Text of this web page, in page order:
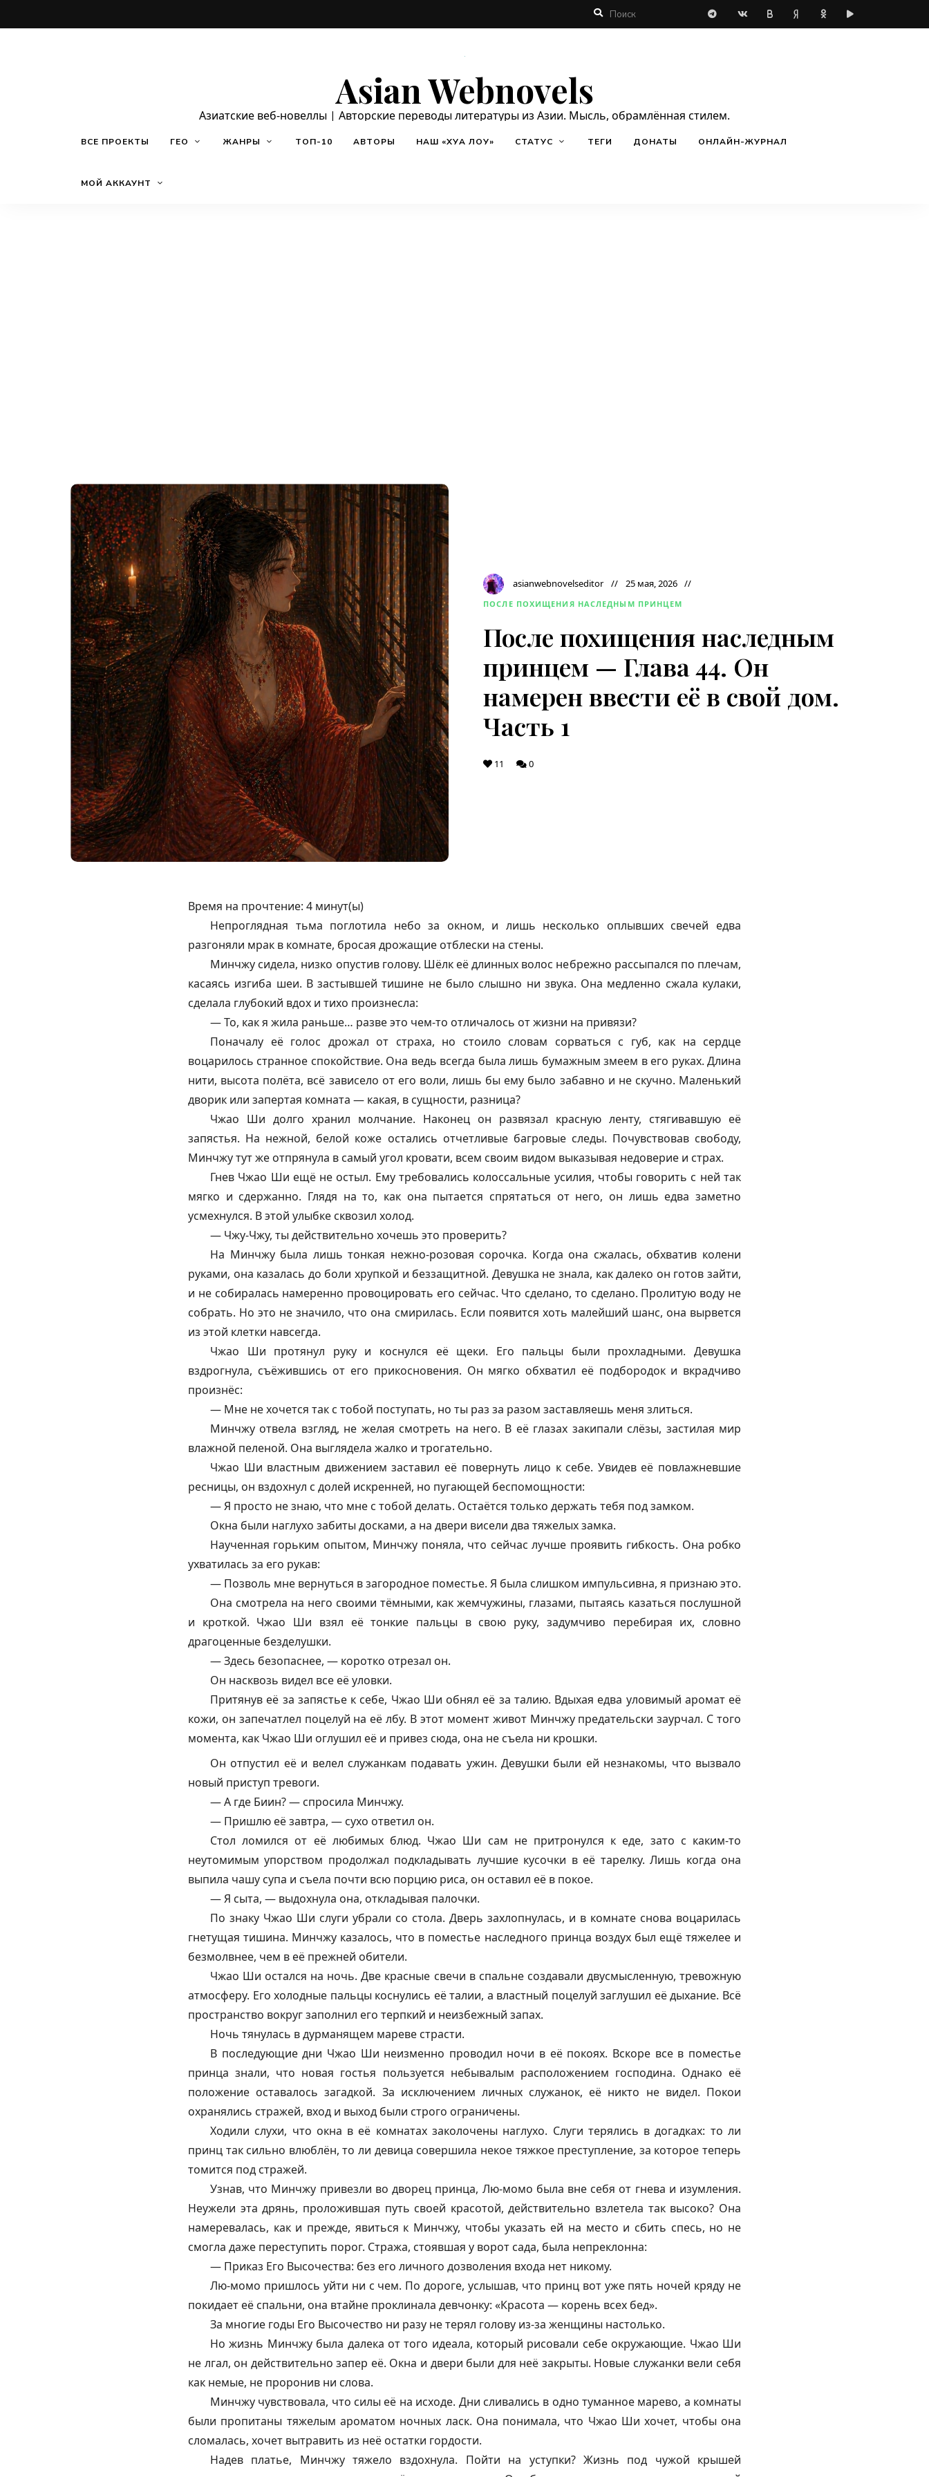
Asian Webnovels
Азиатские веб-новеллы | Авторские переводы литературы из Азии. Мысль, обрамлённая стилем.
ВСЕ ПРОЕКТЫ ГЕО ЖАНРЫ ТОП-10 АВТОРЫ НАШ «ХУА ЛОУ» СТАТУС ТЕГИ ДОНАТЫ ОНЛАЙН-ЖУРНАЛ
МОЙ АККАУНТ
asianwebnovelseditor 25 мая, 2026
ПОСЛЕ ПОХИЩЕНИЯ НАСЛЕДНЫМ ПРИНЦЕМ
После похищения наследным
принцем — Глава 44. Он
намерен ввести её в свой дом.
Часть 1
11 0
Время на прочтение: 4 минут(ы)
Непроглядная тьма поглотила небо за окном, и лишь несколько оплывших свечей едва
разгоняли мрак в комнате, бросая дрожащие отблески на стены.
Минчжу сидела, низко опустив голову. Шёлк её длинных волос небрежно рассыпался по плечам,
касаясь изгиба шеи. В застывшей тишине не было слышно ни звука. Она медленно сжала кулаки,
сделала глубокий вдох и тихо произнесла:
— То, как я жила раньше… разве это чем-то отличалось от жизни на привязи?
Поначалу её голос дрожал от страха, но стоило словам сорваться с губ, как на сердце
воцарилось странное спокойствие. Она ведь всегда была лишь бумажным змеем в его руках. Длина
нити, высота полёта, всё зависело от его воли, лишь бы ему было забавно и не скучно. Маленький
дворик или запертая комната — какая, в сущности, разница?
Чжао Ши долго хранил молчание. Наконец он развязал красную ленту, стягивавшую её
запястья. На нежной, белой коже остались отчетливые багровые следы. Почувствовав свободу,
Минчжу тут же отпрянула в самый угол кровати, всем своим видом выказывая недоверие и страх.
Гнев Чжао Ши ещё не остыл. Ему требовались колоссальные усилия, чтобы говорить с ней так
мягко и сдержанно. Глядя на то, как она пытается спрятаться от него, он лишь едва заметно
усмехнулся. В этой улыбке сквозил холод.
— Чжу-Чжу, ты действительно хочешь это проверить?
На Минчжу была лишь тонкая нежно-розовая сорочка. Когда она сжалась, обхватив колени
руками, она казалась до боли хрупкой и беззащитной. Девушка не знала, как далеко он готов зайти,
и не собиралась намеренно провоцировать его сейчас. Что сделано, то сделано. Пролитую воду не
собрать. Но это не значило, что она смирилась. Если появится хоть малейший шанс, она вырвется
из этой клетки навсегда.
Чжао Ши протянул руку и коснулся её щеки. Его пальцы были прохладными. Девушка
вздрогнула, съёжившись от его прикосновения. Он мягко обхватил её подбородок и вкрадчиво
произнёс:
— Мне не хочется так с тобой поступать, но ты раз за разом заставляешь меня злиться.
Минчжу отвела взгляд, не желая смотреть на него. В её глазах закипали слёзы, застилая мир
влажной пеленой. Она выглядела жалко и трогательно.
Чжао Ши властным движением заставил её повернуть лицо к себе. Увидев её повлажневшие
ресницы, он вздохнул с долей искренней, но пугающей беспомощности:
— Я просто не знаю, что мне с тобой делать. Остаётся только держать тебя под замком.
Окна были наглухо забиты досками, а на двери висели два тяжелых замка.
Наученная горьким опытом, Минчжу поняла, что сейчас лучше проявить гибкость. Она робко
ухватилась за его рукав:
— Позволь мне вернуться в загородное поместье. Я была слишком импульсивна, я признаю это.
Она смотрела на него своими тёмными, как жемчужины, глазами, пытаясь казаться послушной
и кроткой. Чжао Ши взял её тонкие пальцы в свою руку, задумчиво перебирая их, словно
драгоценные безделушки.
— Здесь безопаснее, — коротко отрезал он.
Он насквозь видел все её уловки.
Притянув её за запястье к себе, Чжао Ши обнял её за талию. Вдыхая едва уловимый аромат её
кожи, он запечатлел поцелуй на её лбу. В этот момент живот Минчжу предательски заурчал. С того
момента, как Чжао Ши оглушил её и привез сюда, она не съела ни крошки.
Он отпустил её и велел служанкам подавать ужин. Девушки были ей незнакомы, что вызвало
новый приступ тревоги.
— А где Биин? — спросила Минчжу.
— Пришлю её завтра, — сухо ответил он.
Стол ломился от её любимых блюд. Чжао Ши сам не притронулся к еде, зато с каким-то
неутомимым упорством продолжал подкладывать лучшие кусочки в её тарелку. Лишь когда она
выпила чашу супа и съела почти всю порцию риса, он оставил её в покое.
— Я сыта, — выдохнула она, откладывая палочки.
По знаку Чжао Ши слуги убрали со стола. Дверь захлопнулась, и в комнате снова воцарилась
гнетущая тишина. Минчжу казалось, что в поместье наследного принца воздух был ещё тяжелее и
безмолвнее, чем в её прежней обители.
Чжао Ши остался на ночь. Две красные свечи в спальне создавали двусмысленную, тревожную
атмосферу. Его холодные пальцы коснулись её талии, а властный поцелуй заглушил её дыхание. Всё
пространство вокруг заполнил его терпкий и неизбежный запах.
Ночь тянулась в дурманящем мареве страсти.
В последующие дни Чжао Ши неизменно проводил ночи в её покоях. Вскоре все в поместье
принца знали, что новая гостья пользуется небывалым расположением господина. Однако её
положение оставалось загадкой. За исключением личных служанок, её никто не видел. Покои
охранялись стражей, вход и выход были строго ограничены.
Ходили слухи, что окна в её комнатах заколочены наглухо. Слуги терялись в догадках: то ли
принц так сильно влюблён, то ли девица совершила некое тяжкое преступление, за которое теперь
томится под стражей.
Узнав, что Минчжу привезли во дворец принца, Лю-момо была вне себя от гнева и изумления.
Неужели эта дрянь, проложившая путь своей красотой, действительно взлетела так высоко? Она
намеревалась, как и прежде, явиться к Минчжу, чтобы указать ей на место и сбить спесь, но не
смогла даже переступить порог. Стража, стоявшая у ворот сада, была непреклонна:
— Приказ Его Высочества: без его личного дозволения входа нет никому.
Лю-момо пришлось уйти ни с чем. По дороге, услышав, что принц вот уже пять ночей кряду не
покидает её спальни, она втайне проклинала девчонку: «Красота — корень всех бед».
За многие годы Его Высочество ни разу не терял голову из-за женщины настолько.
Но жизнь Минчжу была далека от того идеала, который рисовали себе окружающие. Чжао Ши
не лгал, он действительно запер её. Окна и двери были для неё закрыты. Новые служанки вели себя
как немые, не проронив ни слова.
Минчжу чувствовала, что силы её на исходе. Дни сливались в одно туманное марево, а комнаты
были пропитаны тяжелым ароматом ночных ласк. Она понимала, что Чжао Ши хочет, чтобы она
сломалась, хочет вытравить из неё остатки гордости.
Надев платье, Минчжу тяжело вздохнула. Пойти на уступки? Жизнь под чужой крышей